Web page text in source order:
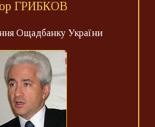
ГРИБКОВ
Ощадбанку України